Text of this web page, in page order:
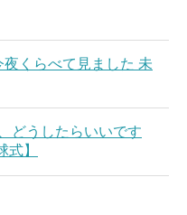
くらべて見ました 未
どうしたらいいです
】